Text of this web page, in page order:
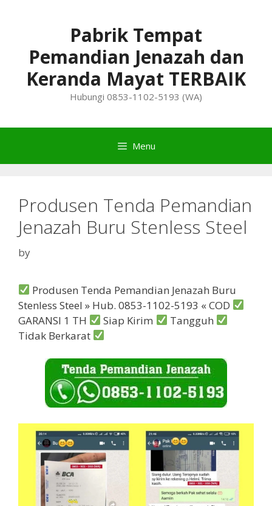
Pabrik Tempat
Pemandian Jenazah dan
Keranda Mayat TERBAIK
Hubungi 0853-1102-5193 (WA)
Menu
Produsen Tenda Pemandian
Jenazah Buru Stenless Steel
by
Produsen Tenda Pemandian Jenazah Buru
Stenless Steel » Hub. 0853-1102-5193 « COD
GARANSI 1 TH
Siap Kirim
Tangguh
Tidak Berkarat